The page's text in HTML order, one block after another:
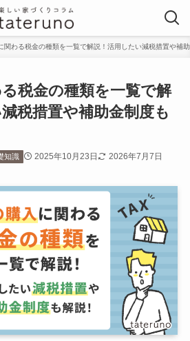
関わる税金の種類を一覧で解説！活用したい減税措置や補
税金の種類を一覧で解
税措置や補助金制度も
知識 2025年10月23日 2026年7月7日